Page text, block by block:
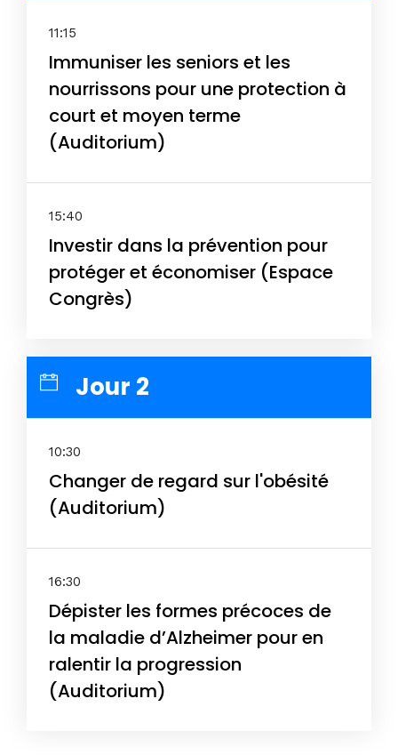
11:15
Immuniser les seniors et les
nourrissons pour une protection à
court et moyen terme
(Auditorium)
15:40
Investir dans la prévention pour
protéger et économiser (Espace
Congrès)
Jour 2
10:30
Changer de regard sur l'obésité
(Auditorium)
16:30
Dépister les formes précoces de
la maladie d’Alzheimer pour en
ralentir la progression
(Auditorium)